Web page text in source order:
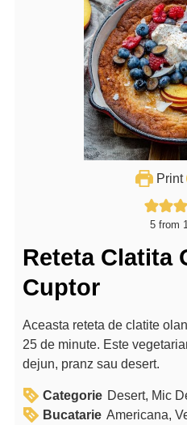
Print
5from
Reteta Clatita
Cuptor
Aceasta reteta de clatite
25 de minute. Este
dejun, pranz sau desert.
Categorie Desert, Mic
Bucatarie Americana,